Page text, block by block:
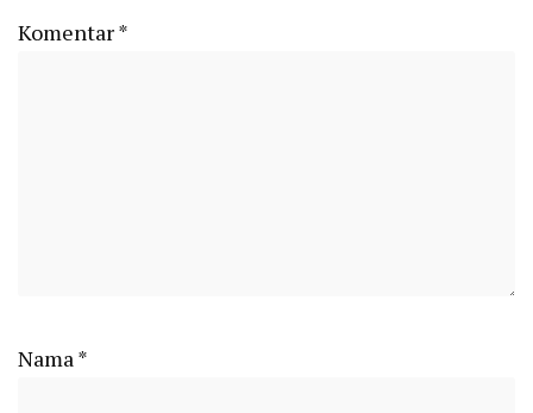
Komentar*
Nama*